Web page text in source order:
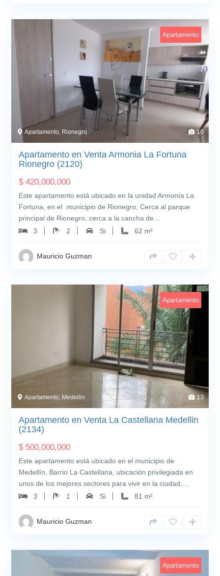
Apartamento
Apartamento, Rionegro 10
Apartamento en Venta Armonia La Fortuna
Rionegro (2120)
$ 420,000,000
Este apartamento está ubicado en la unidad Armonía La
Fortuna, en el municipio de Rionegro, Cerca al parque
principal de Rionegro, cerca a la cancha de…
3
2 Si 62 m²
Mauricio Guzman
Apartamento
Apartamento, Medellin 13
Apartamento en Venta La Castellana Medellin
(2134)
$ 500,000,000
Este apartamento está ubicado en el municipio de
Medellín, Barrio La Castellana, ubicación privilegiada en
unos de los mejores sectores para vivir en la ciudad,…
3
1 Si 81 m²
Mauricio Guzman
Apartamento